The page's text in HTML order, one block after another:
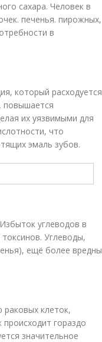
сахара. Человек в
печенья. пирожных,
в
который расходуется
повышается
их уязвимыми для
что
эмаль зубов.
углеводов в
Углеводы,
ещё более вредны
клеток,
гораздо
значительное